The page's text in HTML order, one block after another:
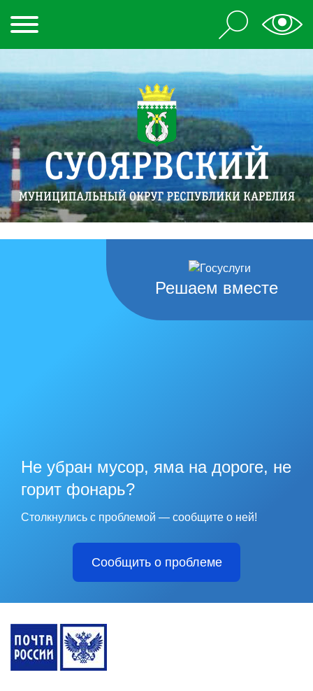
Решаем вместе
Не убран мусор, яма на дороге, не
горит фонарь?
Столкнулись с проблемой — сообщите о ней!
Сообщить о проблеме